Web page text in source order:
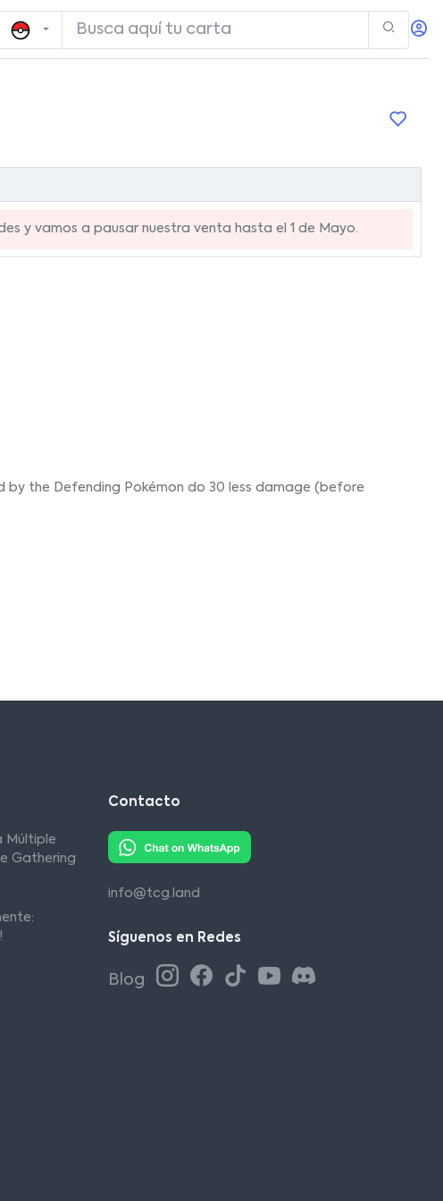
y vamos a pausar nuestra venta hasta el 1 de Mayo.
by the Defending Pokémon do 30 less damage (before
Múltiple
Gathering
Contacto
info@tcg.land
Síguenos en Redes
Blog